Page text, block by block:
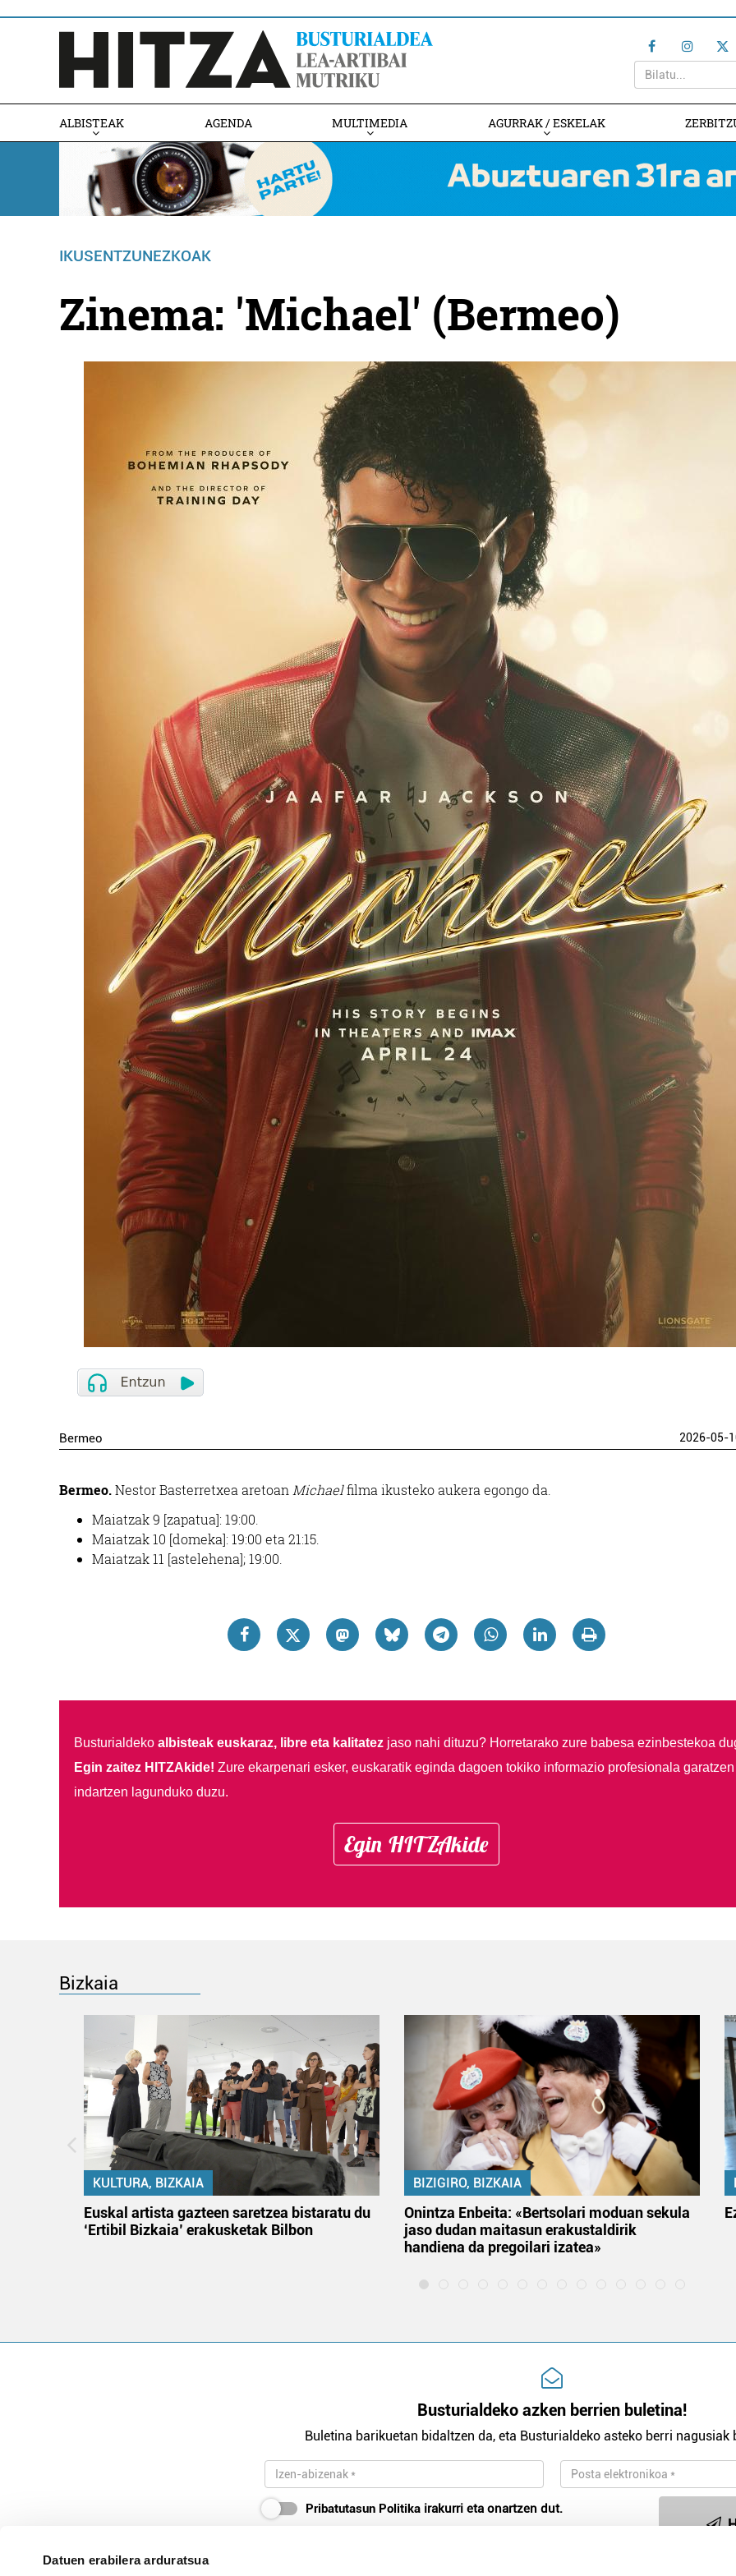
Datuen erabilera arduratsua
ALBISTEAK AGENDA MULTIMEDIA AGURRAK / ESKELAK
IKUSENTZUNEZKOAK
Zinema: 'Michael' (Bermeo)
Bermeo 2026-05-
Bermeo.Nestor Basterretxea aretoan Michaelfilma ikusteko aukera egongo da.
Maiatzak 9 [zapatua]: 19:00.
Maiatzak 10 [domeka]: 19:00 eta 21:15.
Maiatzak 11 [astelehena]; 19:00.
Busturialdeko albisteak euskaraz, libre eta kalitatezjaso nahi dituzu? Horretarako zure babesa ezinbestekoa
Egin zaitez HITZAkide! Zure ekarpenari esker, euskaratik eginda dagoen tokiko informazio profesionala garatzen
indartzen lagunduko duzu.
Egin HITZAkide
Bizkaia
KULTURA, BIZKAIA
Euskal artista gazteen saretzea bistaratu du
‘Ertibil Bizkaia’ erakusketak Bilbon
BIZIGIRO, BIZKAIA
Onintza Enbeita: «Bertsolari moduan sekula
jaso dudan maitasun erakustaldirik
handiena da pregoilari izatea»
Busturialdeko azken berrien buletina!
Buletina barikuetan bidaltzen da, eta Busturialdeko asteko berri nagusiak
Pribatutasun Politika irakurri eta onartzen dut.